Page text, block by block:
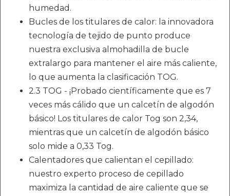
humedad.
Bucles de los titulares de calor: la innovadora
tecnología de tejido de punto produce
nuestra exclusiva almohadilla de bucle
extralargo para mantener el aire más caliente,
lo que aumenta la clasificación TOG.
2.3 TOG - ¡Probado científicamente que es 7
veces más cálido que un calcetín de algodón
básico! Los titulares de calor Tog son 2,34,
mientras que un calcetín de algodón básico
solo mide a 0,33 Tog.
Calentadores que calientan el cepillado:
nuestro experto proceso de cepillado
maximiza la cantidad de aire caliente que se